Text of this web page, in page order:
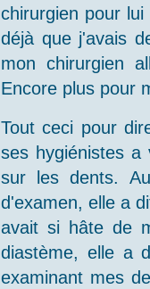
chirurgien pour
déjà que j'avais
mon chirurgien
Encore plus pour
Tout ceci pour
ses hygiénistes
sur les dents.
d'examen, elle a
avait si hâte de
diastème, elle a
examinant mes